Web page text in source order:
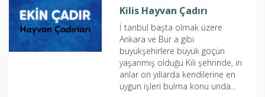
Kilis Hayvan Çadırı
İ tanbul başta olmak üzere
Ankara ve Bur a gibi
büyükşehirlere büyük göçün
yaşanmış olduğu Kili şehrinde, in
anlar on yıllarda kendilerine en
uygun işleri bulma konu unda...